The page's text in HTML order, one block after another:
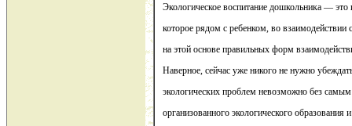
Экологическое воспитание дошкольника — это
которое рядом с ребенком, во взаимодействии
на этой основе правильных форм
Наверное, сейчас уже никого не нужно
экологических проблем невозможно без
организованного экологического образования